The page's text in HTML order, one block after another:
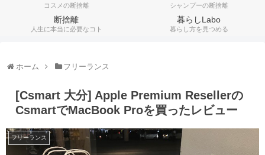
コスメの断捨離 シャンプーの断捨離
断捨離
人生に本当に必要なコト
暮らしLabo
暮らし方を見つめる
ホーム フリーランス
[Csmart 大分] Apple Premium Resellerの
CsmartでMacBook Proを買ったレビュー
フリーランス